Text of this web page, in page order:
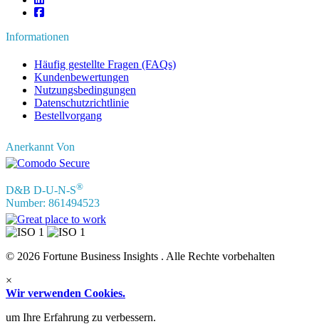
Informationen
Häufig gestellte Fragen (FAQs)
Kundenbewertungen
Nutzungsbedingungen
Datenschutzrichtlinie
Bestellvorgang
Anerkannt Von
D&B D-U-N-S®
Number: 861494523
© 2026 Fortune Business Insights . Alle Rechte vorbehalten
×
Wir verwenden Cookies.
um Ihre Erfahrung zu verbessern.